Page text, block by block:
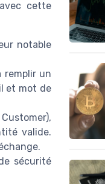
cette
notable
remplir un
et mot de
valide.
sécurité